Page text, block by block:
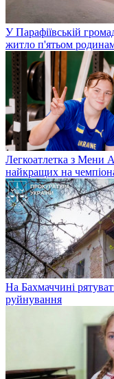
У Парафіївській
житло п'ятьом
Легкоатлетка з Мени
найкращих на
На Бахмаччині
руйнування